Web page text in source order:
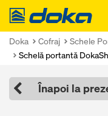
Doka
Doka Cofraj
Schele
Schelă portantă
Înapoi la